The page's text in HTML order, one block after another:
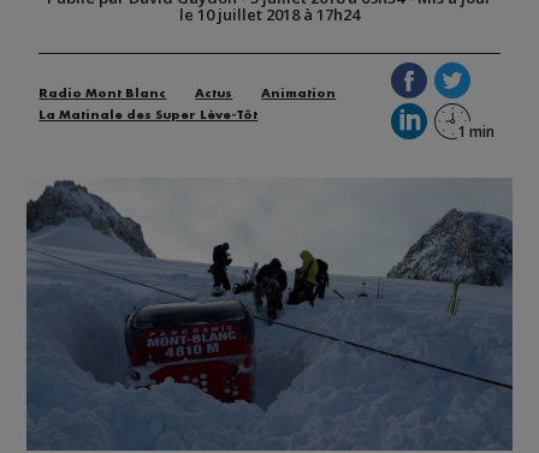
le 10 juillet 2018 à 17h24
Radio Mont Blanc Actus
Animation
La Matinale des Super Lève-Tôt